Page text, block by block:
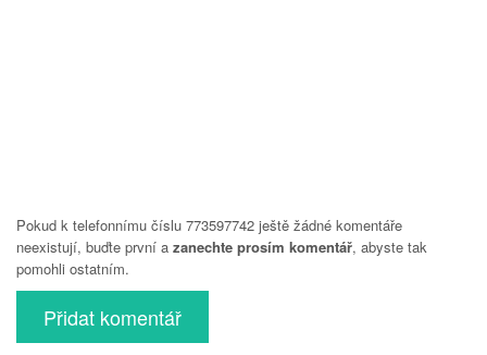
Pokud k telefonnímu číslu 773597742 ještě žádné komentáře
neexistují, buďte první a zanechte prosím komentář, abyste tak
pomohli ostatním.
Přidat komentář